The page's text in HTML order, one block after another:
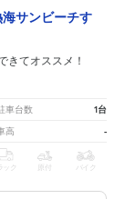
サンビーチす
きてオススメ！
車台数 1台
高 -
ック 原付 バイク